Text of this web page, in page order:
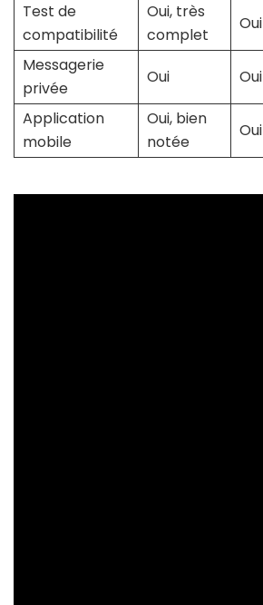
Test de
compatibilité
Oui, très
complet
Oui
Messagerie
privée
Oui Oui
Application
mobile
Oui, bien
notée
Oui